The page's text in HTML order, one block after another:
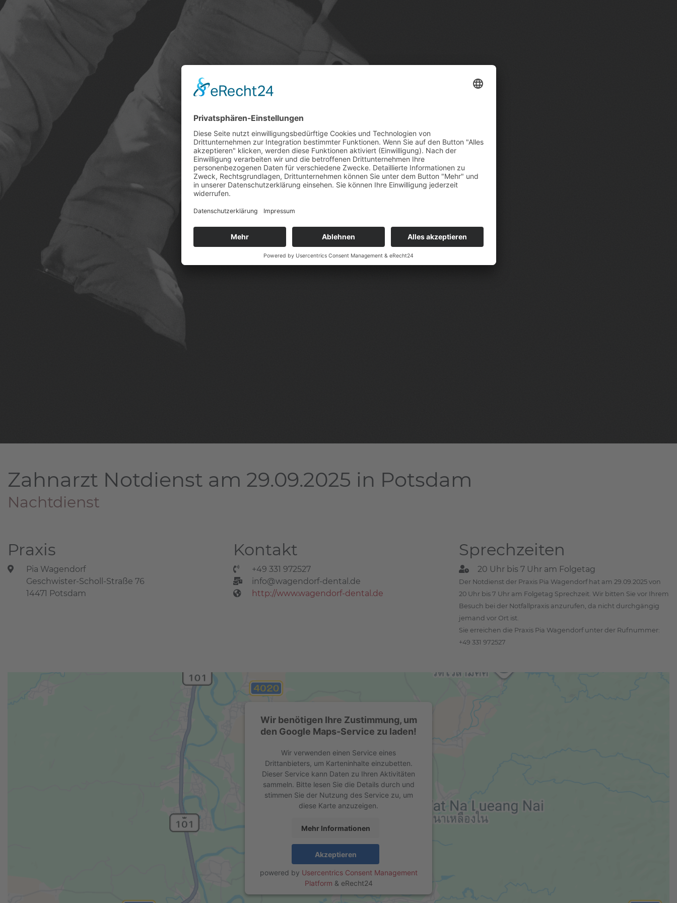
Zahnarzt Notdienst am 29.09.2025 in Potsdam
Nachtdienst
Praxis
Pia Wagendorf
Geschwister-Scholl-Straße 76
14471 Potsdam
Kontakt
+49 331 972527
info@wagendorf-dental.de
http://www.wagendorf-dental.de
Sprechzeiten
20 Uhr bis 7 Uhr am Folgetag
Der Notdienst der Praxis Pia Wagendorf hat am 29.09.2025 von
20 Uhr bis 7 Uhr am Folgetag Sprechzeit. Wir bitten Sie vor Ihrem
Besuch bei der Notfallpraxis anzurufen, da nicht durchgängig
jemand vor Ort ist.
Sie erreichen die Praxis Pia Wagendorf unter der Rufnummer:
+49 331 972527
Wir benötigen Ihre Zustimmung, um
den Google Maps-Service zu laden!
Wir verwenden einen Service eines
Drittanbieters, um Karteninhalte einzubetten.
Dieser Service kann Daten zu Ihren Aktivitäten
sammeln. Bitte lesen Sie die Details durch und
stimmen Sie der Nutzung des Service zu, um
diese Karte anzuzeigen.
Mehr Informationen
Akzeptieren
powered by Usercentrics Consent Management
Platform & eRecht24